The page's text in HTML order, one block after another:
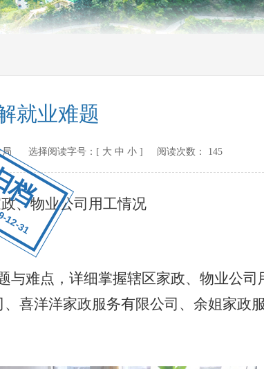
档
31
就业难题
局 选择阅读字号：[ 大 中 小 ] 阅读次数： 145
、物业公司用工情况
难点，详细掌握辖区家政、物业公司
喜洋洋家政服务有限公司、余姐家政